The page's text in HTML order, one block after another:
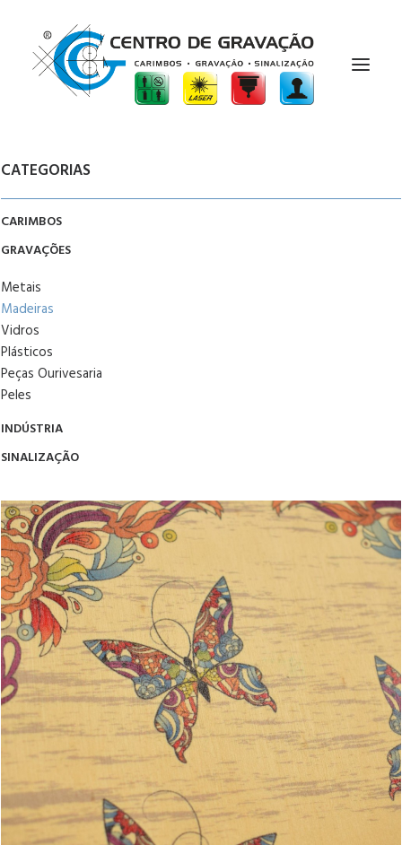
HOME
PORTFÓLIO
CONTACTOS
PRODUTOS
CATEGORIAS
CARIMBOS
GRAVAÇÕES
Metais
Madeiras
Vidros
Plásticos
Peças Ourivesaria
Peles
INDÚSTRIA
SINALIZAÇÃO